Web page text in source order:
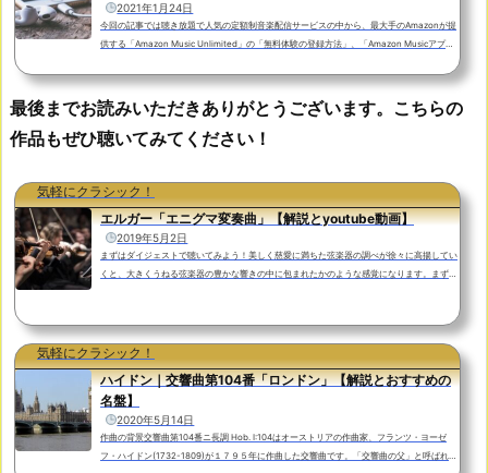
2021年1月24日
今回の記事では聴き放題で人気の定額制音楽配信サービスの中から、最大手のAmazonが提
供する「Amazon Music Unlimited」の「無料体験の登録方法」、「Amazon Musicアプリ
「Amazon Music Unlimited」では通常３０日間の無料体験期間があります。無料体験期間
が終了するまでに解約すれば月額料金が課金されることはありません。「Amazon Music U
nlimited」とは？「Amazon Prime Music」との違いやメリットを解説！「Amazon Music
Unlimited」はインタ...
最後までお読みいただきありがとうございます。こちらの
作品もぜひ聴いてみてください！
気軽にクラシック！
エルガー「エニグマ変奏曲」【解説とyoutube動画】
2019年5月2日
まずはダイジェストで聴いてみよう！美しく慈愛に満ちた弦楽器の調べが徐々に高揚してい
くと、大きくうねる弦楽器の豊かな響きの中に包まれたかのような感覚になります。まずは
ルなどで単独で演奏される機会も多い他、イギリスのリメンバランス・デーと呼ばれる戦没
者追悼記念日でも毎年演奏されるのが恒例となっています。イギリス国民でなくとも胸が熱
くなる...
気軽にクラシック！
ハイドン｜交響曲第104番「ロンドン」【解説とおすすめの
名盤】
2020年5月14日
作曲の背景交響曲第104番ニ長調 Hob. I:104はオーストリアの作曲家、フランツ・ヨーゼ
フ・ハイドン(1732-1809)が１７９５年に作曲した交響曲です。「交響曲の父」と呼ばれ生